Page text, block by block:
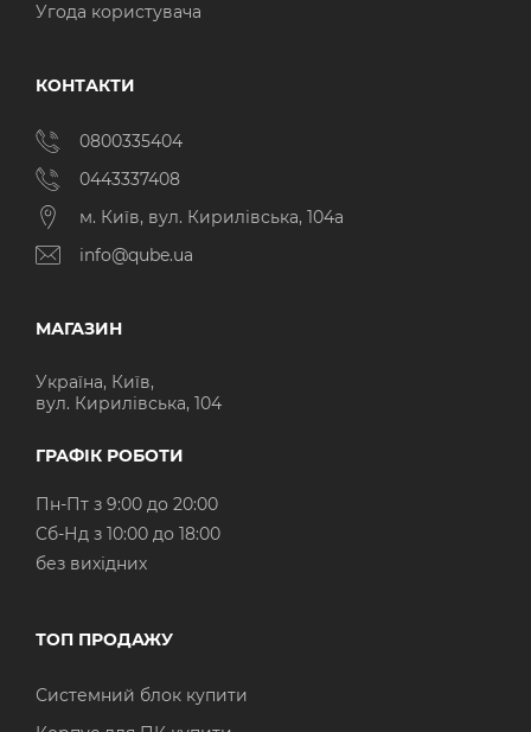
Угода користувача
КОНТАКТИ
0800335404
0443337408
м. Київ, вул. Кирилівська, 104а
info@qube.ua
МАГАЗИН
Україна, Київ,
вул. Кирилівська, 104
ГРАФІК РОБОТИ
Пн-Пт з 9:00 до 20:00
Cб-Нд з 10:00 до 18:00
без вихідних
ТОП ПРОДАЖУ
Системний блок купити